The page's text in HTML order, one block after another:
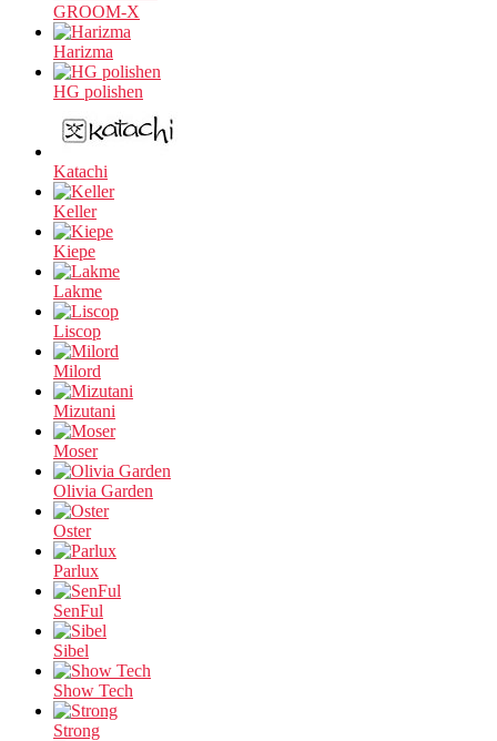
GROOM-X
Harizma
HG polishen
Katachi
Keller
Kiepe
Lakme
Liscop
Milord
Mizutani
Moser
Olivia Garden
Oster
Parlux
SenFul
Sibel
Show Tech
Strong